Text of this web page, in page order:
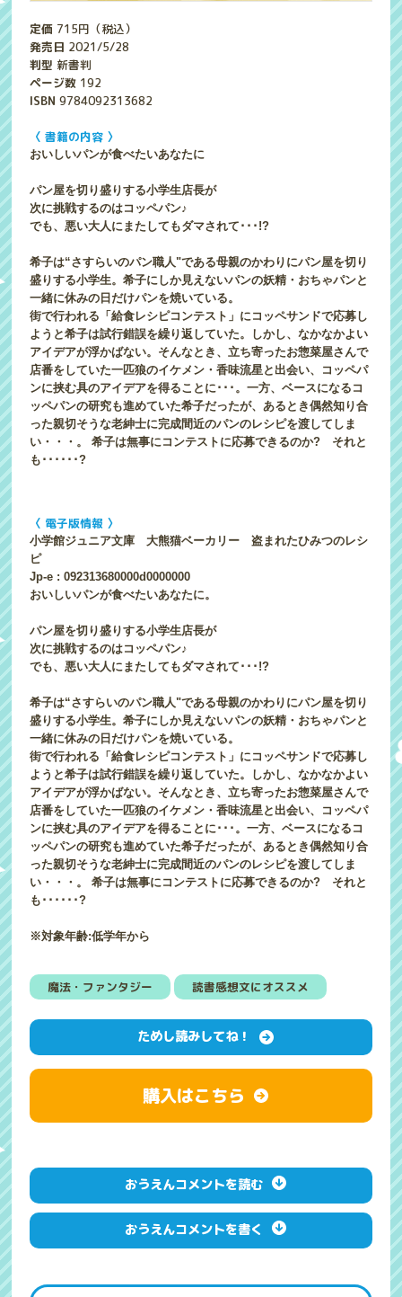
定価 715円（税込）
発売日 2021/5/28
判型 新書判
ページ数 192
ISBN9784092313682
〈 書籍の内容 〉
おいしいパンが食べたいあなたに
パン屋を切り盛りする小学生店長が
次に挑戦するのはコッペパン♪
でも、悪い大人にまたしてもダマされて･･･!?
希子は“さすらいのパン職人"である母親のかわりにパン屋を切り
盛りする小学生。希子にしか見えないパンの妖精・おちゃパンと
一緒に休みの日だけパンを焼いている。
街で行われる「給食レシピコンテスト」にコッペサンドで応募し
ようと希子は試行錯誤を繰り返していた。しかし、なかなかよい
アイデアが浮かばない。そんなとき、立ち寄ったお惣菜屋さんで
店番をしていた一匹狼のイケメン・香味流星と出会い、コッペパ
ンに挟む具のアイデアを得ることに･･･。一方、ベースになるコ
ッペパンの研究も進めていた希子だったが、あるとき偶然知り合
った親切そうな老紳士に完成間近のパンのレシピを渡してしま
い・・・。 希子は無事にコンテストに応募できるのか? それと
も･･････?
〈 電子版情報 〉
小学館ジュニア文庫 大熊猫ベーカリー 盗まれたひみつのレシ
ピ
Jp-e : 092313680000d0000000
おいしいパンが食べたいあなたに。
パン屋を切り盛りする小学生店長が
次に挑戦するのはコッペパン♪
でも、悪い大人にまたしてもダマされて･･･!?
希子は“さすらいのパン職人"である母親のかわりにパン屋を切り
盛りする小学生。希子にしか見えないパンの妖精・おちゃパンと
一緒に休みの日だけパンを焼いている。
街で行われる「給食レシピコンテスト」にコッペサンドで応募し
ようと希子は試行錯誤を繰り返していた。しかし、なかなかよい
アイデアが浮かばない。そんなとき、立ち寄ったお惣菜屋さんで
店番をしていた一匹狼のイケメン・香味流星と出会い、コッペパ
ンに挟む具のアイデアを得ることに･･･。一方、ベースになるコ
ッペパンの研究も進めていた希子だったが、あるとき偶然知り合
った親切そうな老紳士に完成間近のパンのレシピを渡してしま
い・・・。 希子は無事にコンテストに応募できるのか? それと
も･･････?
※対象年齢:低学年から
魔法・ファンタジー 読書感想文にオススメ
ためし読みしてね！
購入はこちら
おうえんコメントを読む
おうえんコメントを書く